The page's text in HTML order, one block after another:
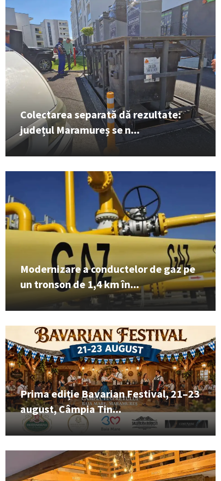
Colectarea separată dă rezultate:
județul Maramureș se n...
Modernizare a conductelor de gaz pe
un tronson de 1,4 km în...
Prima ediție Bavarian Festival, 21–23
august, Câmpia Tin...